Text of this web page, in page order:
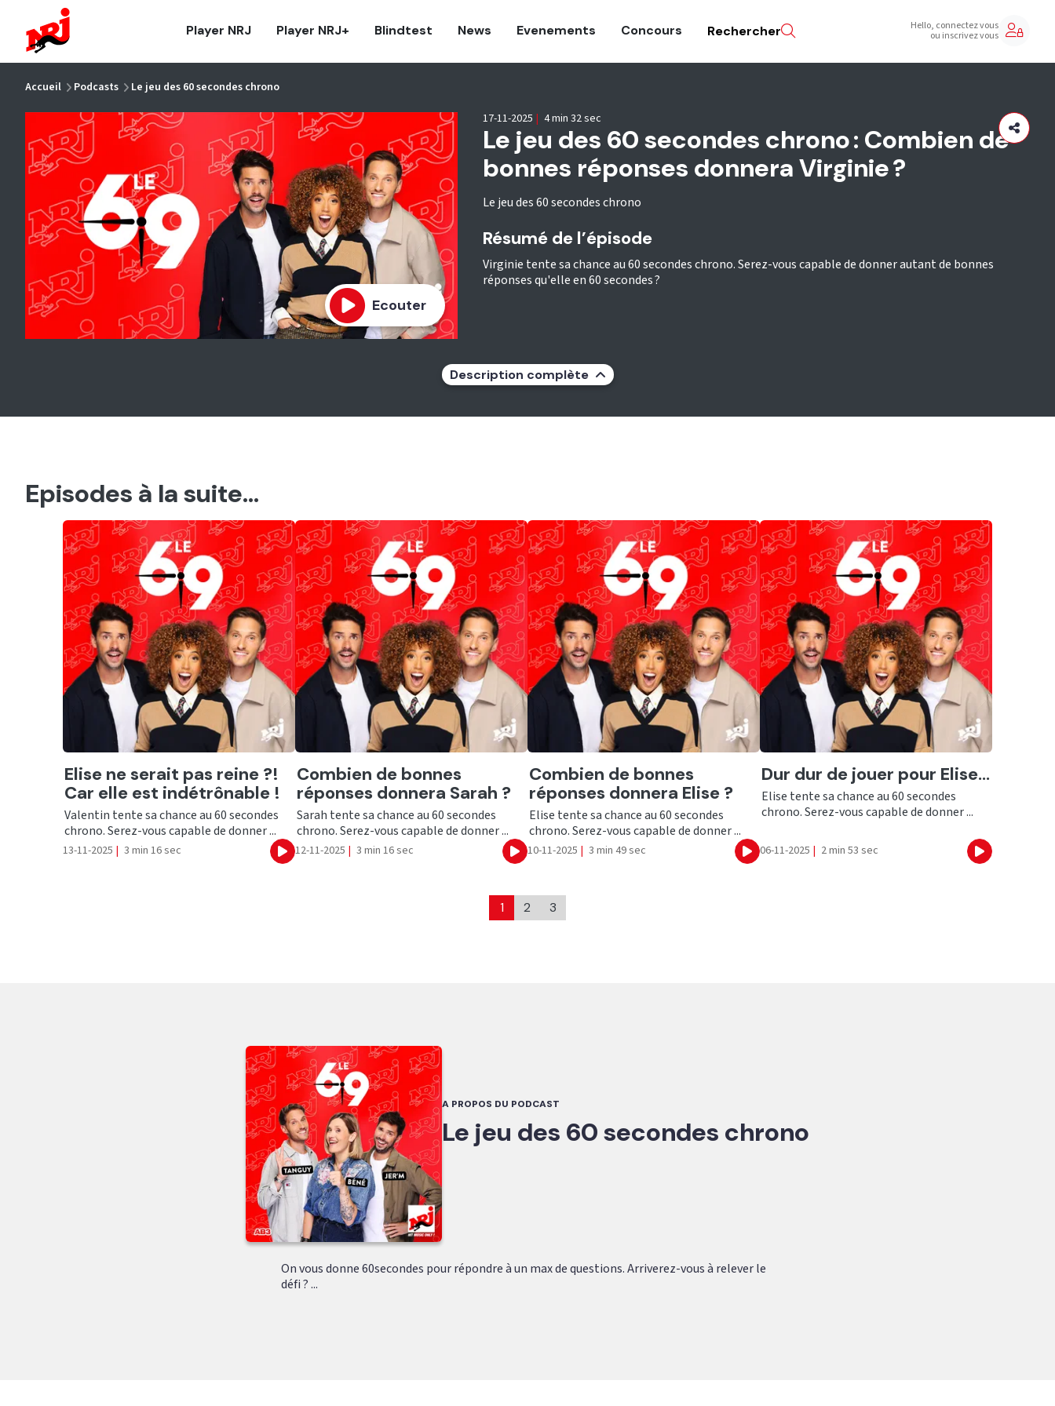
Player NRJ Player NRJ+ Blindtest News Evenements Concours Rechercher Hello, connectez vous
ou inscrivez vous
Accueil Podcasts Le jeu des 60 secondes chrono
Ecouter
Le jeu des 60 secondes chrono : Combien de
bonnes réponses donnera Virginie ?
Le jeu des 60 secondes chrono
17-11-2025 | 4 min 32 sec
Résumé de l’épisode
Virginie tente sa chance au 60 secondes chrono. Serez-vous capable de donner autant de bonnes
réponses qu'elle en 60 secondes ?
Description complète
Episodes à la suite...
Ecouter
Elise ne serait pas reine ?!
Car elle est indétrônable !
Valentin tente sa chance au 60 secondes
chrono. Serez-vous capable de donner ...
13-11-2025 | 3 min 16 sec Ecouter
Ecouter
Combien de bonnes
réponses donnera Sarah ?
Sarah tente sa chance au 60 secondes
chrono. Serez-vous capable de donner ...
12-11-2025 | 3 min 16 sec Ecouter
Ecouter
Combien de bonnes
réponses donnera Elise ?
Elise tente sa chance au 60 secondes
chrono. Serez-vous capable de donner ...
10-11-2025 | 3 min 49 sec Ecouter
Ecouter
Dur dur de jouer pour Elise...
Elise tente sa chance au 60 secondes
chrono. Serez-vous capable de donner ...
06-11-2025 | 2 min 53 sec Ecouter
1 2 3
A PROPOS DU PODCAST
Le jeu des 60 secondes chrono
On vous donne 60secondes pour répondre à un max de questions. Arriverez-vous à relever le
défi ? ...